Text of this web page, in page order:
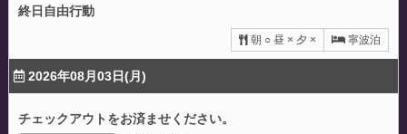
終日自由行動
寧波泊
朝 ○ 昼 × 夕 ×
2026年08月03日(月)
チェックアウトをお済ませください。